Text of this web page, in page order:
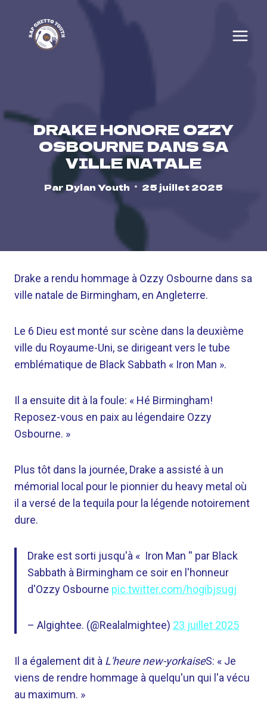
content
DRAKE HONORE OZZY
OSBOURNE DANS SA
VILLE NATALE
ParDylan Youth 25 juillet 2025
Drake a rendu hommage à Ozzy Osbourne dans sa
ville natale de Birmingham, en Angleterre.
Le 6 Dieu est monté sur scène dans la deuxième
ville du Royaume-Uni, se dirigeant vers le tube
emblématique de Black Sabbath « Iron Man ».
Il a ensuite dit à la foule: « Hé Birmingham!
Reposez-vous en paix au légendaire Ozzy
Osbourne. »
Plus tôt dans la journée, Drake a assisté à un
mémorial local pour le pionnier du heavy metal où
il a versé de la tequila pour la légende notoirement
dure.
Drake est sorti jusqu'à « Iron Man '' par Black
Sabbath à Birmingham ce soir en l'honneur
d'Ozzy Osbourne pic.twitter.com/hogibjsugj
– Algightee. (@Realalmightee) 23 juillet 2025
Il a également dit à L'heure new-yorkaiseS: « Je
viens de rendre hommage à quelqu'un qui l'a vécu
au maximum. »